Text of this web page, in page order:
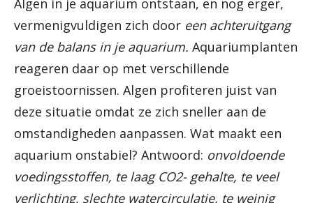
Algen in je aquarium ontstaan, en nog erger,
vermenigvuldigen zich door een achteruitgang
van de balans in je aquarium. Aquariumplanten
reageren daar op met verschillende
groeistoornissen. Algen profiteren juist van
deze situatie omdat ze zich sneller aan de
omstandigheden aanpassen. Wat maakt een
aquarium onstabiel? Antwoord: onvoldoende
voedingsstoffen, te laag CO2- gehalte, te veel
verlichting, slechte watercirculatie, te weinig